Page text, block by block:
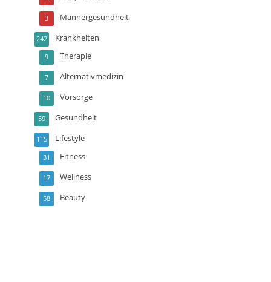
Männergesundheit
3
Krankheiten
242
Therapie
9
Alternativmedizin
7
Vorsorge
10
Gesundheit
59
Lifestyle
115
Fitness
31
Wellness
17
Beauty
58